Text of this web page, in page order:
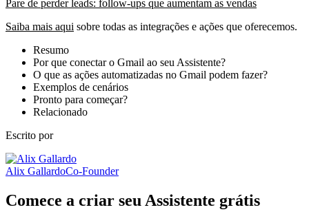
Pare de perder leads: follow-ups que aumentam as vendas
Saiba mais aqui sobre todas as integrações e ações que oferecemos.
Resumo
Por que conectar o Gmail ao seu Assistente?
O que as ações automatizadas no Gmail podem fazer?
Exemplos de cenários
Pronto para começar?
Relacionado
Escrito por
Alix GallardoCo-Founder
Comece a criar seu Assistente grátis